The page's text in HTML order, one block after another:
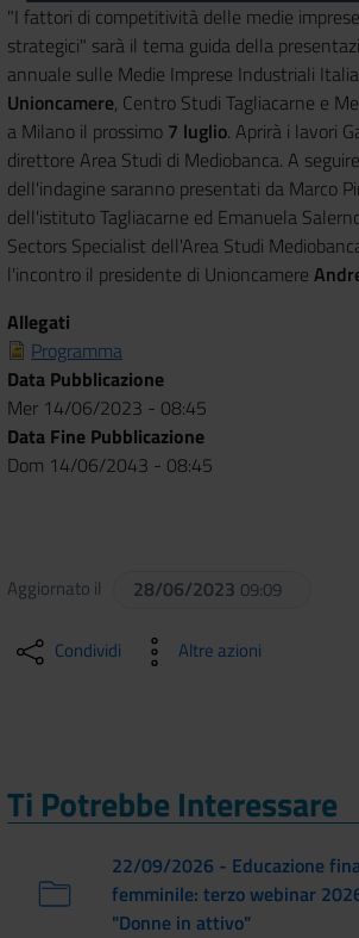
"I fattori di competitività delle medie
strategici" sarà il tema guida della
annuale sulle Medie Imprese Industriali
Unioncamere, Centro Studi Tagliacarne e
a Milano il prossimo 7 luglio. Aprirà i lavori
direttore Area Studi di Mediobanca. A
dell'indagine saranno presentati da Marco
dell'istituto Tagliacarne ed Emanuela
Sectors Specialist dell'Area Studi
l'incontro il presidente di Unioncamere
Allegati
Programma
Data Pubblicazione
Mer 14/06/2023 - 08:45
Data Fine Pubblicazione
Dom 14/06/2043 - 08:45
Aggiornato il 28/06/2023 09:09
Condividi Altre azioni
Ti Potrebbe Interessare
22/09/2026 - Educazione
femminile: terzo webinar
"Donne in attivo"